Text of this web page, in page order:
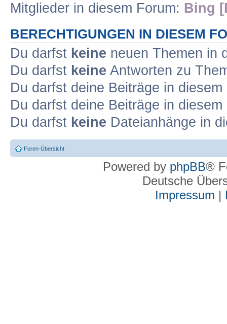
Mitglieder in diesem Forum: Bing
BERECHTIGUNGEN IN DIESEM
Du darfst keine neuen Themen in
Du darfst keine Antworten zu
Du darfst deine Beiträge in
Du darfst deine Beiträge in
Du darfst keine Dateianhänge in
Foren-Übersicht
Powered by phpBB®
Deutsche
Impressum |